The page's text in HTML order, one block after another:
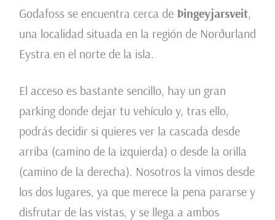
Godafoss se encuentra cerca de Þingeyjarsveit,
una localidad situada en la región de Norðurland
Eystra en el norte de la isla.
El acceso es bastante sencillo, hay un gran
parking donde dejar tu vehículo y, tras ello,
podrás decidir si quieres ver la cascada desde
arriba (camino de la izquierda) o desde la orilla
(camino de la derecha). Nosotros la vimos desde
los dos lugares, ya que merece la pena pararse y
disfrutar de las vistas, y se llega a ambos